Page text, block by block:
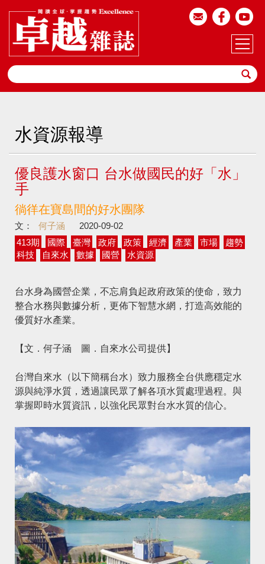
水資源報導
優良護水窗口 台水做國民的好「水」
手
徜徉在寶島間的好水團隊
文： 何子涵
2020-09-02
413期
國際 臺灣 政府 政策 經濟 產業 市場
趨勢
科技
自來水 數據 國營 水資源
台水身為國營企業，不忘肩負起政府政策的使命，致力
整合水務與數據分析，更佈下智慧水網，打造高效能的
優質好水產業。
【文．何子涵 圖．自來水公司提供】
台灣自來水（以下簡稱台水）致力服務全台供應穩定水
源與純淨水質，透過讓民眾了解各項水質處理過程。與
掌握即時水質資訊，以強化民眾對台水水質的信心。